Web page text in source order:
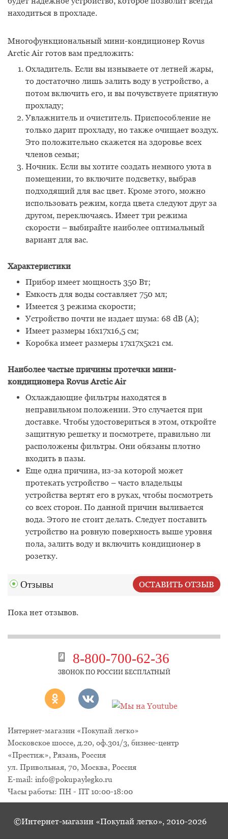
находиться в прохладе.
Многофункциональный мини-кондиционер Rovus
Arctic Air готов вам предложить:
Охладитель. Если вы изнываете от летней жары,
то достаточно лишь залить воду в устройство, а
потом включить его, и вы почувствуете приятную
прохладу;
Увлажнитель и очиститель. Приспособление не
только дарит прохладу, но также очищает воздух.
Это положительно скажется на здоровье всех
членов семьи;
Ночник. Если вы хотите создать немного уюта в
помещении, то включите подсветку, выбрав
подходящий для вас цвет. Кроме этого, можно
использовать режим, когда цвета следуют друг за
другом, переключаясь. Имеет три режима
скорости – выбирайте наиболее оптимальный
вариант для вас.
Характеристики
Прибор имеет мощность 350 Вт;
Емкость для воды составляет 750 мл;
Имеется 3 режима скорости;
Устройство почти не издает шума: 68 dB (A);
Имеет размеры 16х17х16,5 см;
Коробка имеет размеры 17х17х5х21 см.
Наиболее частые причины протечки мини-
кондиционера Rovus Arctic Air
Охлаждающие фильтры находятся в
неправильном положении. Это случается при
доставке. Чтобы удостовериться в этом, откройте
защитную решетку и посмотрете, правильно ли
расположены фильтры. Они обязаны плотно
входить в пазы.
Еще одна причина, из-за которой может
протекать устройство – часто владельцы
устройства вертят его в руках, чтобы посмотреть
со всех сторон. По данной причин выливается
вода. Этого не стоит делать. Следует поставить
устройство на ровную поверхность выше уровня
пола, залить воду и включить кондиционер в
розетку.
Отзывы ОСТАВИТЬ ОТЗЫВ
Пока нет отзывов.
8-800-700-62-36
ЗВОНОК ПО РОССИИ БЕСПЛАТНЫЙ
Интернет-магазин «Покупай легко»
Московское шоссе, д.20, оф.301/3, бизнес-центр
«Престиж», Рязань, Россия
ул. Привольная, 70, Москва, Россия
E-mail: info@pokupaylegko.ru
Часы работы: ПН - ПТ 10:00-18:00
©Интернет-магазин «Покупай легко», 2010-2026